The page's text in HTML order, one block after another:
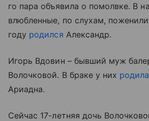
го пара объявила о помолвке. В
влюбленные, по слухам,
году родился Александр.
Игорь Вдовин – бывший муж
Волочковой. В браке у них
Ариадна.
Сейчас 17-летняя дочь